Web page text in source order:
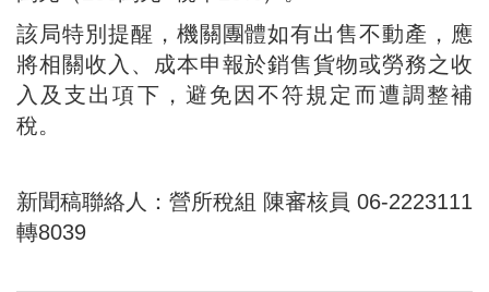
該局特別提醒，機關團體如有出售不動產，應
將相關收入、成本申報於銷售貨物或勞務之收
入及支出項下，避免因不符規定而遭調整補
稅。
新聞稿聯絡人：營所稅組 陳審核員 06-2223111
轉8039